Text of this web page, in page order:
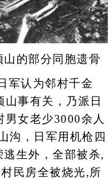
的部分同胞遗骨
军认为邻村千金
事有关，乃派日
女老少3000余人
沟，日军用机枪四
生外，全部被杀,
民房全被烧光,所